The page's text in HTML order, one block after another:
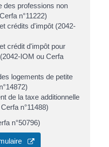
des professions non
n°11222)
crédits d'impôt (2042-
crédit d'impôt pour
IOM ou Cerfa
logements de petite
de la taxe additionnelle
n°11488)
n°50796)